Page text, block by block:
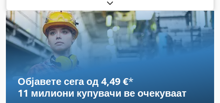
Објавете сега од 4,49 €*
11 милиони купувачи ве очекуваат